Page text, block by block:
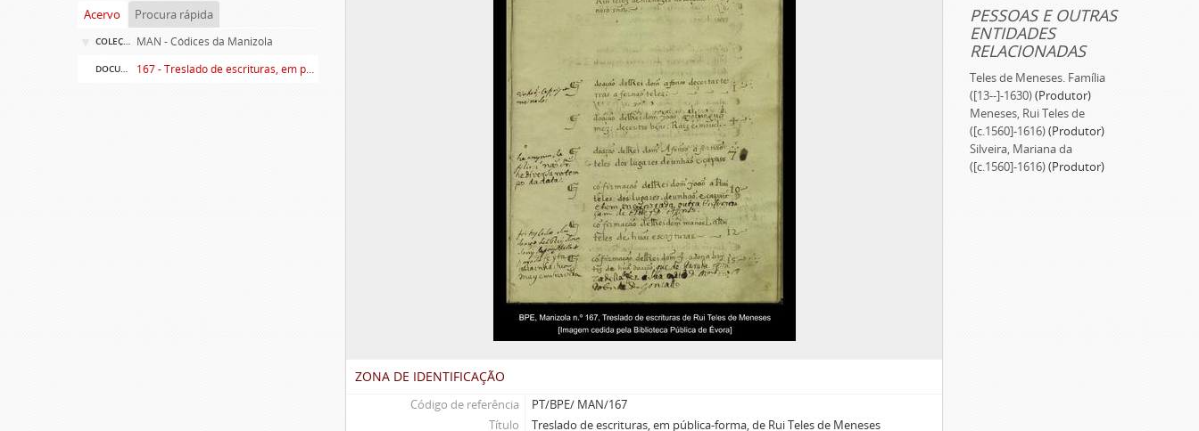
Acervo Procura rápida
COLEÇÃO MAN - Códices da Manizola
DOCUMENTO SIMPLES 167 - Treslado de escrituras, em pública-forma, de Rui Teles de Meneses
ZONA DE IDENTIFICAÇÃO
Código de referência
PT/BPE/ MAN/167
Título
Treslado de escrituras, em pública-forma, de Rui Teles de Meneses
PESSOAS E OUTRAS
ENTIDADES
RELACIONADAS
Teles de Meneses. Família
([13--]-1630)(Produtor)
Meneses, Rui Teles de
([c.1560]-1616)(Produtor)
Silveira, Mariana da
([c.1560]-1616)(Produtor)